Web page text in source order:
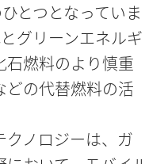
とつとなっていま
グリーンエネルギ
石燃料のより慎重
どの代替燃料の活
ノロジーは、ガ